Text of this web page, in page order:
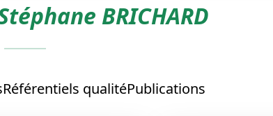
BRICHARD
Référentiels qualitéPublications